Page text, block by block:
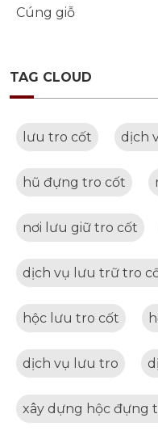
Cúng giỗ
TAG CLOUD
lưu tro cốt dịch
hũ đựng tro cốt
nơi lưu giữ tro cốt
dịch vụ lưu trữ tro
hộc lưu tro cốt
dịch vụ lưu tro
xây dựng hộc đựng